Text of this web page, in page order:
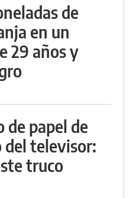
de
en un
29 años y
de papel de
del televisor:
truco